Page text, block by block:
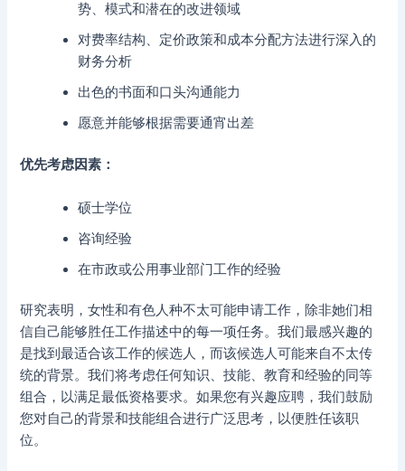
势、模式和潜在的改进领域
对费率结构、定价政策和成本分配方法进行深入的
财务分析
出色的书面和口头沟通能力
愿意并能够根据需要通宵出差
优先考虑因素：
硕士学位
咨询经验
在市政或公用事业部门工作的经验
研究表明，女性和有色人种不太可能申请工作，除非她们相
信自己能够胜任工作描述中的每一项任务。我们最感兴趣的
是找到最适合该工作的候选人，而该候选人可能来自不太传
统的背景。我们将考虑任何知识、技能、教育和经验的同等
组合，以满足最低资格要求。如果您有兴趣应聘，我们鼓励
您对自己的背景和技能组合进行广泛思考，以便胜任该职
位。